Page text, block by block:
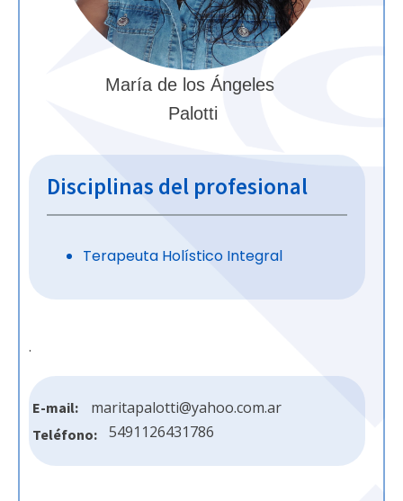
María de los Ángeles
Palotti
Disciplinas del profesional
Terapeuta Holístico Integral
.
E-mail: maritapalotti@yahoo.com.ar
Teléfono: 5491126431786